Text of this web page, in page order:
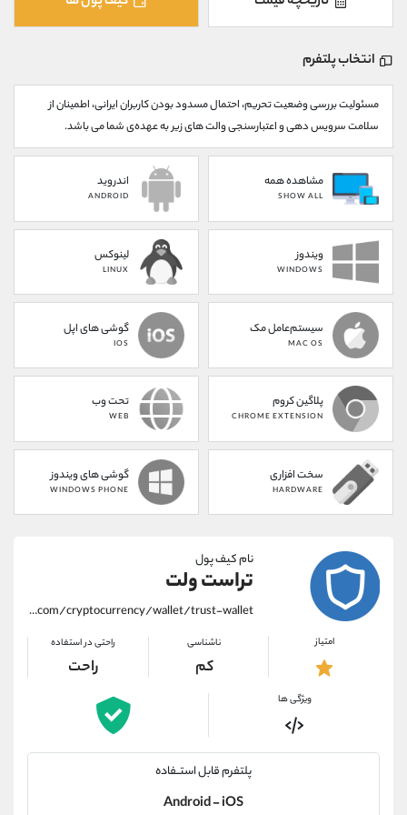
انتخاب پلتفرم
مسئولیت بررسی وضعیت تحریم، احتمال مسدود بودن کاربران ایرانی، اطمینان از
سلامت سرویس دهی و اعتبارسنجی والت های زیر به عهده‌ی شما می باشد.
مشاهده همه
SHOW ALL
اندروید
ANDROID
ویندوز
WINDOWS
لینوکس
LINUX
سیستم‌عامل مک
MAC OS
گوشی های اپل
IOS
پلاگین کروم
CHROME EXTENSION
تحت وب
WEB
سخت افزاری
HARDWARE
گوشی های ویندوز
WINDOWS PHONE
نام کیف پول
تراست ولت
https://alirezamehrabi.com/cryptocurrency/wallet/trust-wallet
امتیاز ناشناسی
کم
راحتی در استفاده
راحت
ویژگی ها
پلتفرم قابل استــفاده
Android - iOS
@alirezamehrabi_official